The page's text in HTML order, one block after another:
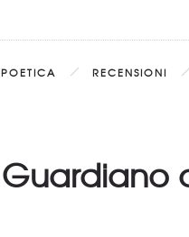
POETICA RECENSIONI
Guardiano